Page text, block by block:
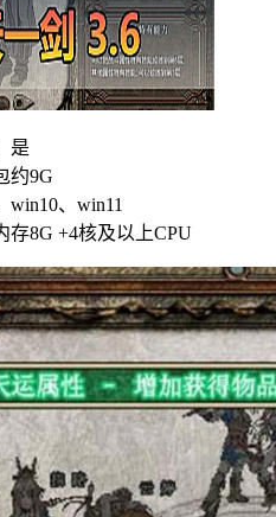
是
约9G
win10、win11
存8G +4核及以上CPU